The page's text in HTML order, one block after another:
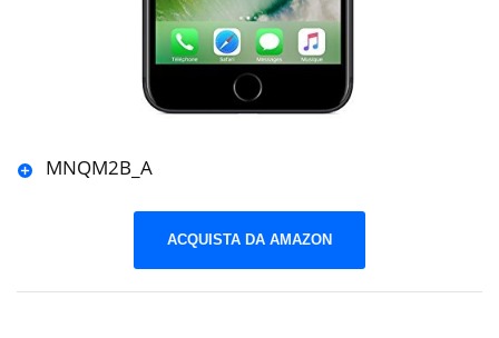
MNQM2B_A
ACQUISTA DA AMAZON